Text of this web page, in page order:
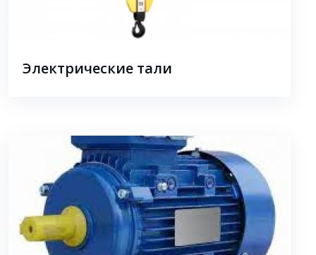
Электрические тали